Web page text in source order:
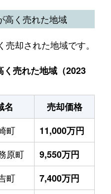
高く売れた地域
却された地域です。
売れた地域（2023
名
売却価格
町
11,000万円
原町
9,550万円
町
7,400万円